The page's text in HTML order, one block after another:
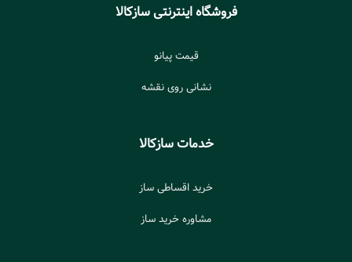
فروشگاه اینترنتی سازکالا
قیمت پیانو
نشانی روی نقشه
خدمات سازکالا
خرید اقساطی ساز
مشاوره خرید ساز